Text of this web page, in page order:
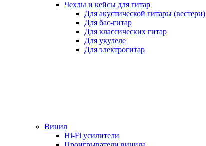
Чехлы и кейсы для гитар
Для акустической гитары (вестерн)
Для бас-гитар
Для классических гитар
Для укулеле
Для электрогитар
Винил
Hi-Fi усилители